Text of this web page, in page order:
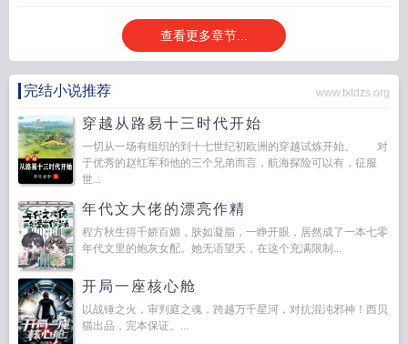
一求票
查看更多章节...
完结小说推荐 www.txtdzs.org
穿越从路易十三时代开始
一切从一场有组织的到十七世纪初欧洲的穿越试炼开始。 对
于优秀的赵红军和他的三个兄弟而言，航海探险可以有，征服
世...
年代文大佬的漂亮作精
程方秋生得千娇百媚，肤如凝脂，一睁开眼，居然成了一本七零
年代文里的炮灰女配。她无语望天，在这个充满限制...
开局一座核心舱
以战锤之火，审判庭之魂，跨越万千星河，对抗混沌邪神！西贝
猫出品，完本保证。...